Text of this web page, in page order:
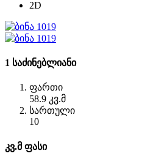
2D
1 საძინებლიანი
ფართი
58.9 კვ.მ
სართული
10
კვ.მ ფასი